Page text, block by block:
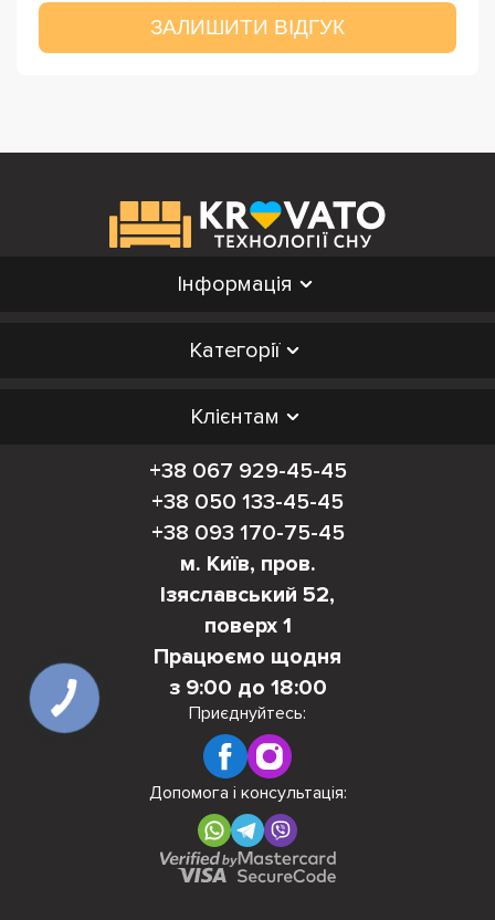
ЗАЛИШИТИ ВІДГУК
Інформація
Категорії
Клієнтам
+38 067 929-45-45
+38 050 133-45-45
+38 093 170-75-45
м. Київ, пров.
Ізяславський 52,
поверх 1
Працюємо щодня
з 9:00 до 18:00
Приєднуйтесь:
Допомога і консультація: